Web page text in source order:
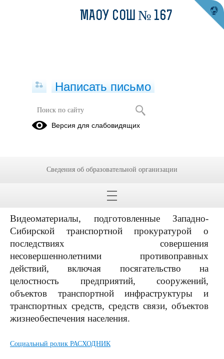
Профилактические ролики
подготовленные Западно-Сибирской
несовершеннолетними
Видеоматериалы, подготовленные Западно-
Сибирской транспортной прокуратурой о
последствиях совершения
несовершеннолетними противоправных
действий, включая посягательство на
целостность предприятий, сооружений,
объектов транспортной инфраструктуры и
транспортных средств, средств связи, объектов
жизнеобеспечения населения.
Социальный ролик РАСХОДНИК
МАОУ СОШ № 167
Написать письмо
Версия для слабовидящих
Сведения об образовательной организации